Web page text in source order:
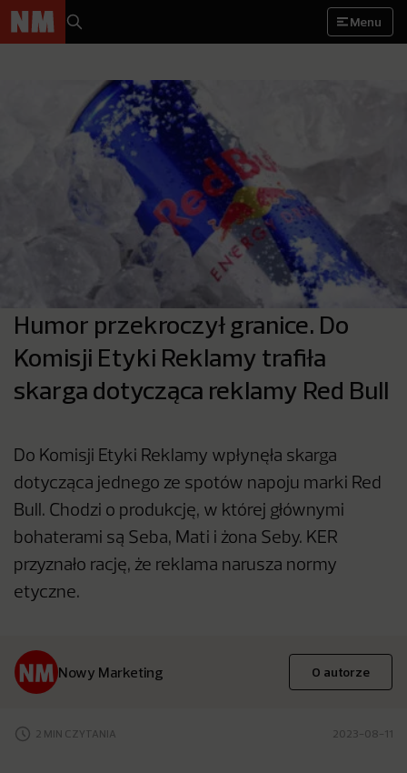
Menu
Humor przekroczył granice. Do
Komisji Etyki Reklamy trafiła
skarga dotycząca reklamy Red Bull
Do Komisji Etyki Reklamy wpłynęła skarga
dotycząca jednego ze spotów napoju marki Red
Bull. Chodzi o produkcję, w której głównymi
bohaterami są Seba, Mati i żona Seby. KER
przyznało rację, że reklama narusza normy
etyczne.
Nowy Marketing O autorze
2 MIN CZYTANIA 2023-08-11